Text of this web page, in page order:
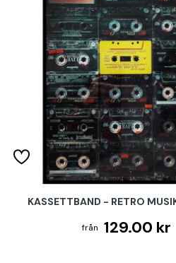
KASSETTBAND - RETRO
129.00 kr